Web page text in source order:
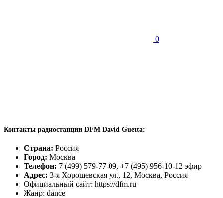
0
Контакты радиостанции DFM David Guetta:
Страна: Россия
Город: Москва
Телефон: 7 (499) 579-77-09, +7 (495) 956-10-12 эфир
Адрес: 3-я Хорошевская ул., 12, Москва, Россия
Официальный сайт: https://dfm.ru
Жанр: dance